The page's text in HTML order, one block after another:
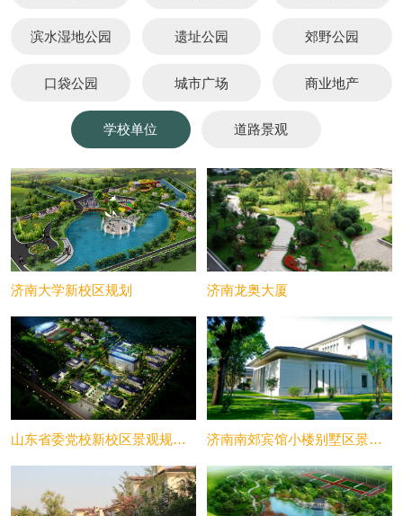
滨水湿地公园 遗址公园 郊野公园
口袋公园 城市广场 商业地产
学校单位 道路景观
济南大学新校区规划 济南龙奥大厦
山东省委党校新校区景观规划设计 济南南郊宾馆小楼别墅区景观规划设计